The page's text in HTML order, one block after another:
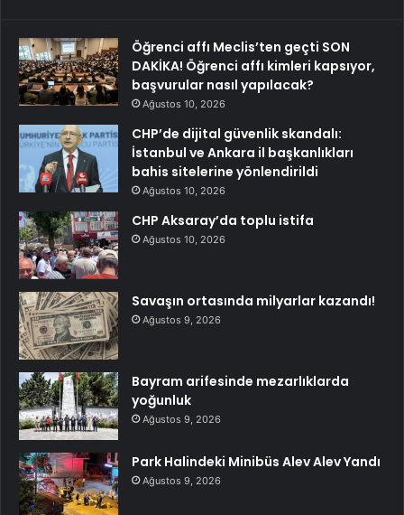
Öğrenci affı Meclis’ten geçti SON
DAKİKA! Öğrenci affı kimleri kapsıyor,
başvurular nasıl yapılacak?
Ağustos 10, 2026
CHP’de dijital güvenlik skandalı:
İstanbul ve Ankara il başkanlıkları
bahis sitelerine yönlendirildi
Ağustos 10, 2026
CHP Aksaray’da toplu istifa
Ağustos 10, 2026
Savaşın ortasında milyarlar kazandı!
Ağustos 9, 2026
Bayram arifesinde mezarlıklarda
yoğunluk
Ağustos 9, 2026
Park Halindeki Minibüs Alev Alev Yandı
Ağustos 9, 2026